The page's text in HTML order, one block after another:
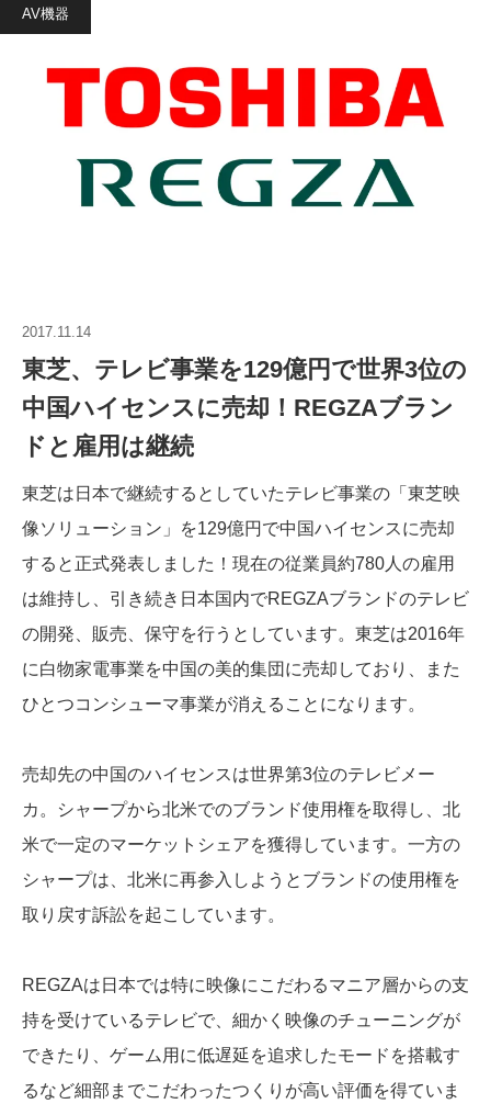
AV機器
2017.11.14
東芝、テレビ事業を129億円で世界3位の
中国ハイセンスに売却！REGZAブラン
ドと雇用は継続
東芝は日本で継続するとしていたテレビ事業の「東芝映
像ソリューション」を129億円で中国ハイセンスに売却
すると正式発表しました！現在の従業員約780人の雇用
は維持し、引き続き日本国内でREGZAブランドのテレビ
の開発、販売、保守を行うとしています。東芝は2016年
に白物家電事業を中国の美的集団に売却しており、また
ひとつコンシューマ事業が消えることになります。
売却先の中国のハイセンスは世界第3位のテレビメー
カ。シャープから北米でのブランド使用権を取得し、北
米で一定のマーケットシェアを獲得しています。一方の
シャープは、北米に再参入しようとブランドの使用権を
取り戻す訴訟を起こしています。
REGZAは日本では特に映像にこだわるマニア層からの支
持を受けているテレビで、細かく映像のチューニングが
できたり、ゲーム用に低遅延を追求したモードを搭載す
るなど細部までこだわったつくりが高い評価を得ていま